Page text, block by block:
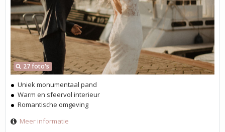
27 foto's
Uniek monumentaal pand
Warm en sfeervol interieur
Romantische omgeving
Meer informatie